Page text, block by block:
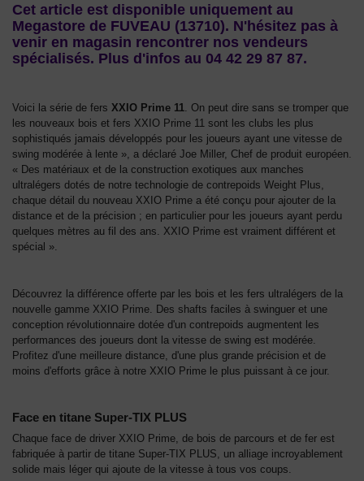
Cet article est disponible uniquement au
Megastore de FUVEAU (13710). N'hésitez pas à
venir en magasin rencontrer nos vendeurs
spécialisés. Plus d'infos au 04 42 29 87 87.
Voici la série de fers XXIO Prime 11
. On peut dire sans se tromper que
les nouveaux bois et fers XXIO Prime 11 sont les clubs les plus
sophistiqués jamais développés pour les joueurs ayant une vitesse de
swing modérée à lente », a déclaré Joe Miller, Chef de produit européen.
« Des matériaux et de la construction exotiques aux manches
ultralégers dotés de notre technologie de contrepoids Weight Plus,
chaque détail du nouveau XXIO Prime a été conçu pour ajouter de la
distance et de la précision ; en particulier pour les joueurs ayant perdu
quelques mètres au fil des ans. XXIO Prime est vraiment différent et
spécial ».
Découvrez la différence offerte par les bois et les fers ultralégers de la
nouvelle gamme XXIO Prime. Des shafts faciles à swinguer et une
conception révolutionnaire dotée d'un contrepoids augmentent les
performances des joueurs dont la vitesse de swing est modérée.
Profitez d'une meilleure distance, d'une plus grande précision et de
moins d'efforts grâce à notre XXIO Prime le plus puissant à ce jour.
Face en titane Super-TIX PLUS
Chaque face de driver XXIO Prime, de bois de parcours et de fer est
fabriquée à partir de titane Super-TIX PLUS, un alliage incroyablement
solide mais léger qui ajoute de la vitesse à tous vos coups.